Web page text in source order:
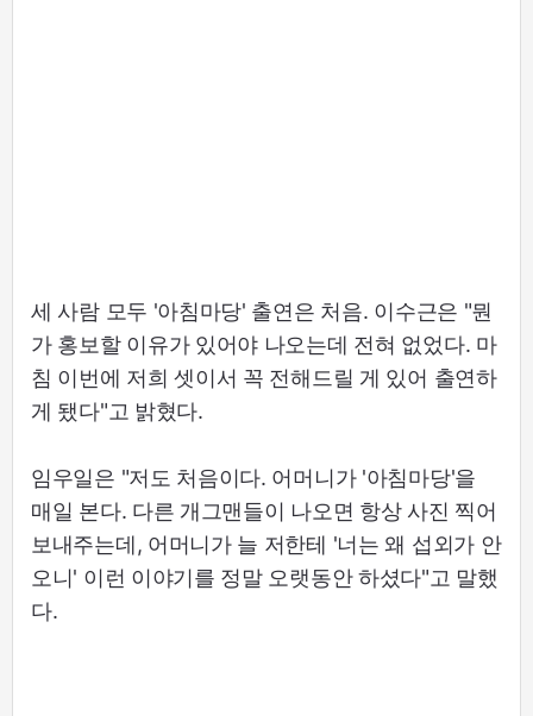
세 사람 모두 '아침마당' 출연은 처음. 이수근은 "뭔
가 홍보할 이유가 있어야 나오는데 전혀 없었다. 마
침 이번에 저희 셋이서 꼭 전해드릴 게 있어 출연하
게 됐다"고 밝혔다.
임우일은 "저도 처음이다. 어머니가 '아침마당'을
매일 본다. 다른 개그맨들이 나오면 항상 사진 찍어
보내주는데, 어머니가 늘 저한테 '너는 왜 섭외가 안
오니' 이런 이야기를 정말 오랫동안 하셨다"고 말했
다.